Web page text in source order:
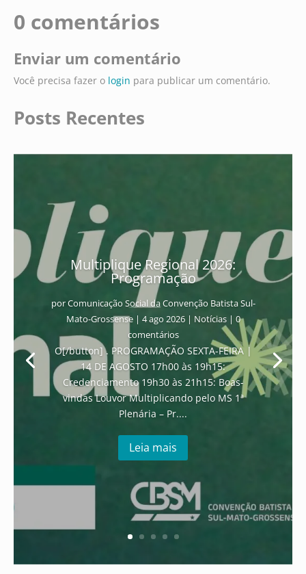
0 comentários
Enviar um comentário
Você precisa fazer o login para publicar um comentário.
Posts Recentes
Multiplique Regional 2026:
Programação
porComunicação Social da Convenção Batista Sul-
Mato-Grossense| 4 ago 2026| Notícias| 0
comentários
O[/button] . PROGRAMAÇÃO SEXTA-FEIRA |
14 DE AGOSTO 17h00 às 19h15:
Credenciamento 19h30 às 21h15: Boas-
vindas Louvor Multiplicando pelo MS 1ª
Plenária – Pr....
Leia mais